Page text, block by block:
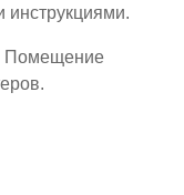
инструкциями.
Помещение